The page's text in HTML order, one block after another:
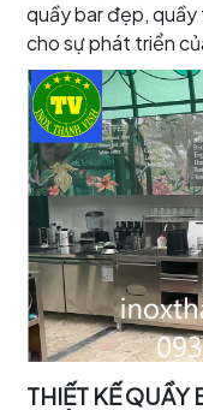
quầy bar đẹp, quầy
cho sự phát triển
THIẾT KẾ QUẦY